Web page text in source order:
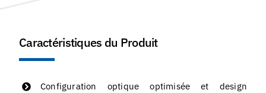
Caractéristiques du Produit
Configuration optique optimisée et design